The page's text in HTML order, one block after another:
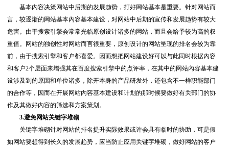
基本內容决策网站中后期的发展趋势，打好网站基本是重要。针对网站而
言，较逐渐的网站基本內容基本建设，对网站中后期的宣传和发展趋势有较大
危害。由于搜索引擎会常常光临原创设计诸多的网站，而且会给予较为高的权
重值。网站的独创性对网站而言很重要，原创设计的网站呈现的排名会较为靠
前，由于搜索引擎和客户都喜爱。因而想把网站建设好可以与此同时根据內容
和客户2个层面来增强其在百度搜索引擎中的点评率，在其中的网站內容基本建
设涉及到的原因和单位诸多，除开本身的产品研发外，还包含不一样职能部门
的合作等，因而在开展网站內容基本建设和计划的那时候要做好有关部门的协
作及其做好內容的筛选和方案策划。
3.避免网站关键字堆砌
关键字堆砌针对网站的排名提升实际效果或许会具有临时的协助，可是假
如网站要想得到长久的发展趋势，应当防止应用关键字堆砌，做好网站的客户